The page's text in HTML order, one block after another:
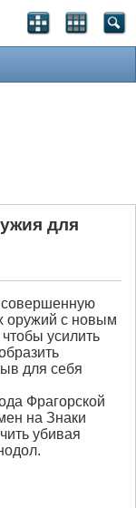
для
совершенную
оружий с новым
усилить
для себя
Фрагорской
на Знаки
убивая